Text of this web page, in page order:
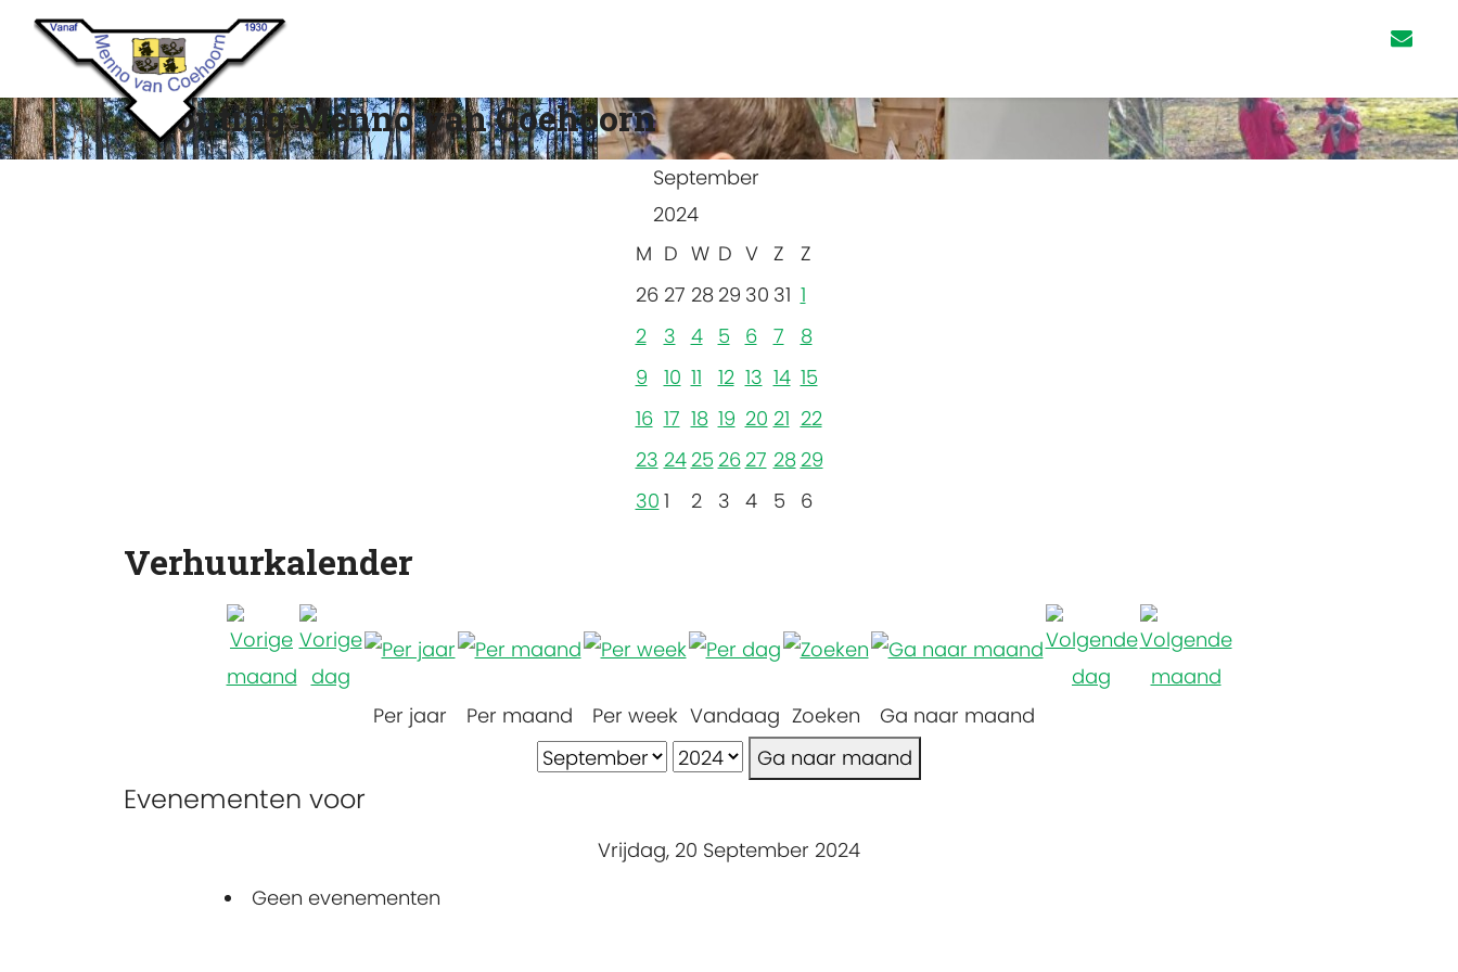
Scouting Menno van Coehoorn
September
2024
M D W D V Z
Z
26 27 28 29 30 31 1
2
3 4 5 6 7
8
9
10 11 12 13 14 15
16 17 18 19 20 21 22
23 24 25 26 27 28 29
30 1 2 3 4 5 6
Verhuurkalender
Per jaar Per maand Per week Vandaag Zoeken
Ga naar maand
Ga naar maand
Evenementen voor
Vrijdag, 20 September 2024
Geen evenementen